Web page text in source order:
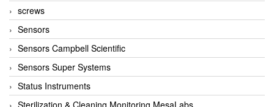
Calectro
Campbell Scientific
Canneed Vietnam
Cantoni
CAPS
CAREL Parts
screws
Sensors
Sensors Campbell Scientific
Sensors Super Systems
Status Instruments
Sterilization & Cleaning Monitoring MesaLabs